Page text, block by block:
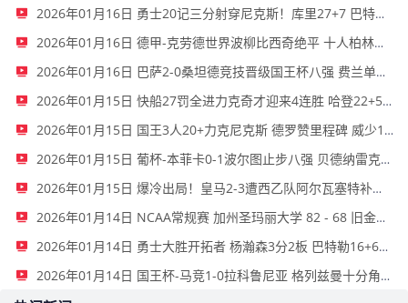
2026年01月16日 勇士20记三分射穿尼克斯！库里27+7 巴特勒32+8 穆迪三分9中7
2026年01月16日 德甲-克劳德世界波柳比西奇绝平 十人柏林联合1-1奥格斯堡
2026年01月16日 巴萨2-0桑坦德竞技晋级国王杯八强 费兰单刀球破门亚马尔建功
2026年01月15日 快船27罚全进力克奇才迎来4连胜 哈登22+5+8 伦纳德33分4断
2026年01月15日 国王3人20+力克尼克斯 德罗赞里程碑 威少11助 布伦森伤退
2026年01月15日 葡杯-本菲卡0-1波尔图止步八强 贝德纳雷克制胜帕夫利季斯失良机
2026年01月15日 爆冷出局！皇马2-3遭西乙队阿尔瓦塞特补时绝杀 无缘国王杯8强
2026年01月14日 NCAA常规赛 加州圣玛丽大学 82 - 68 旧金山大学 全场集锦
2026年01月14日 勇士大胜开拓者 杨瀚森3分2板 巴特勒16+6+5 库里9中2送11助
2026年01月14日 国王杯-马竞1-0拉科鲁尼亚 格列兹曼十分角任意球破门+远射中横梁